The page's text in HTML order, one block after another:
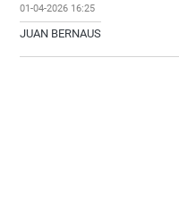
01-04-2026 16:25
JUAN BERNAUS